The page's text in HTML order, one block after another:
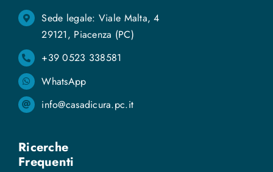
Sede legale: Viale Malta, 4
29121, Piacenza (PC)
+39 0523 338581
WhatsApp
info@casadicura.pc.it
Ricerche
Frequenti